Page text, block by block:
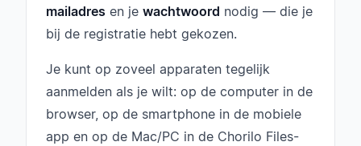
mailadres en je wachtwoord nodig — die je
bij de registratie hebt gekozen.
Je kunt op zoveel apparaten tegelijk
aanmelden als je wilt: op de computer in de
browser, op de smartphone in de mobiele
app en op de Mac/PC in de Chorilo Files-